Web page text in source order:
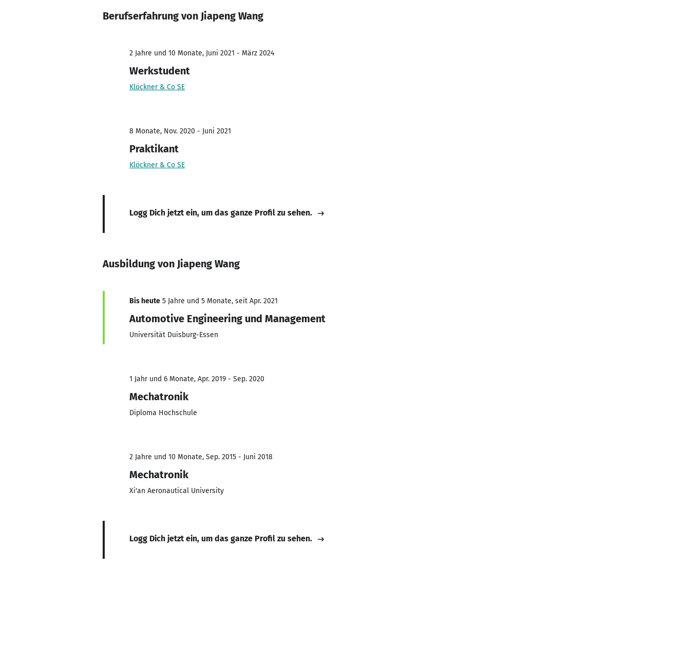
Berufserfahrung von Jiapeng Wang
2 Jahre und 10 Monate, Juni 2021 - März 2024
Werkstudent
Klöckner & Co SE
8 Monate, Nov. 2020 - Juni 2021
Praktikant
Klöckner & Co SE
Logg Dich jetzt ein, um das ganze Profil zu sehen.
Ausbildung von Jiapeng Wang
Bis heute 5 Jahre und 5 Monate, seit Apr. 2021
Automotive Engineering und Management
Universität Duisburg-Essen
1 Jahr und 6 Monate, Apr. 2019 - Sep. 2020
Mechatronik
Diploma Hochschule
2 Jahre und 10 Monate, Sep. 2015 - Juni 2018
Mechatronik
Xi'an Aeronautical University
Logg Dich jetzt ein, um das ganze Profil zu sehen.